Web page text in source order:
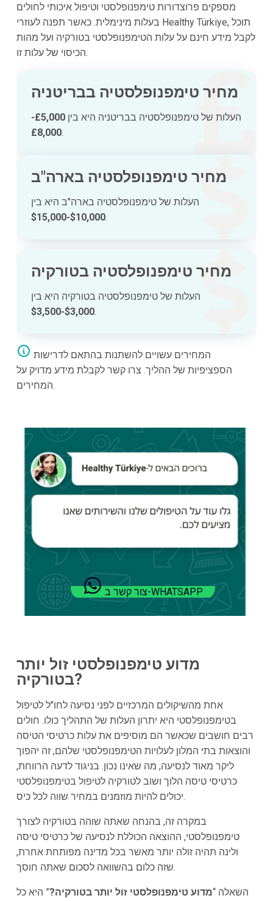
מספקים פרוצדורות טימפנופלסטי וטיפול איכותי לחולים
בעלות מינימלית. כאשר תפנה לעוזרי Healthy Türkiye, תוכל
לקבל מידע חינם על עלות הטימפנופלסטי בטורקיה ועל מהות
הכיסוי של עלות זו.
מחיר טימפנופלסטיה בבריטניה
העלות של טימפנופלסטיה בבריטניה היא בין
£5,000-
£8,000.
מחיר טימפנופלסטיה בארה"ב
העלות של טימפנופלסטיה בארה"ב היא בין
$10,000-$15,000.
מחיר טימפנופלסטיה בטורקיה
העלות של טימפנופלסטיה בטורקיה היא בין
$3,000-$3,500.
הספציפיות של ההליך. צרו קשר לקבלת מידע מדויק על
המחירים.
צור קשר ב-WHATSAPP
מדוע טימפנופלסטי זול יותר
בטורקיה?
אחת מהשיקולים המרכזיים לפני נסיעה לחו"ל לטיפול
בטימפנופלסטי היא יתרון העלות של התהליך כולו. חולים
רבים חושבים שכאשר הם מוסיפים את עלות כרטיסי הטיסה
והוצאות בתי המלון לעלויות הטימפנופלסטי שלהם, זה יהפוך
ליקר מאוד לנסיעה, מה שאינו נכון. בניגוד לדעה הרווחת,
כרטיסי טיסה הלוך ושוב לטורקיה לטיפול בטימפנופלסטי
יכולים להיות מוזמנים במחיר שווה לכל כיס.
במקרה זה, בהנחה שאתה שוהה בטורקיה לצורך
טימפנופלסטי, ההוצאה הכוללת לנסיעה של כרטיסי טיסה
ולינה תהיה זולה יותר מאשר בכל מדינה מפותחת אחרת,
שזה כלום בהשוואה לסכום שאתה חוסך.
השאלה “מדוע טימפנופלסטי זול יותר בטורקיה?” היא כל